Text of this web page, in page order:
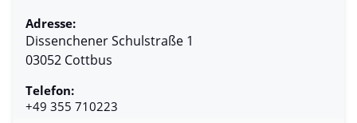
Adresse:
Dissenchener Schulstraße 1
03052 Cottbus
Telefon:
+49 355 710223